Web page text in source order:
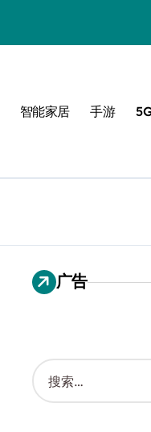
智能家居 手游
广告
搜
索
：